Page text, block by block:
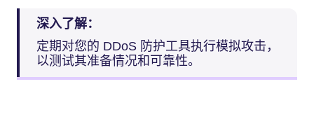
深入了解：
定期对您的 DDoS 防护工具执行模拟攻击，
以测试其准备情况和可靠性。